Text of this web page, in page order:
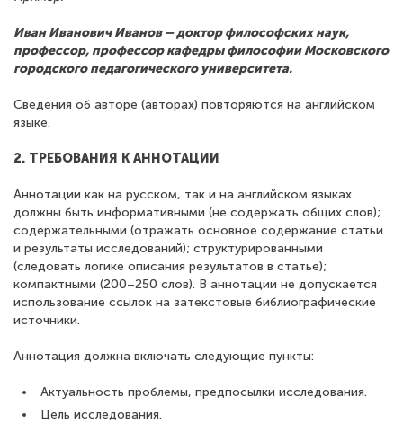
Иван Иванович Иванов – доктор философских наук,
профессор, профессор кафедры философии Московского
городского педагогического университета.
Сведения об авторе (авторах) повторяются на английском
языке.
2. ТРЕБОВАНИЯ К АННОТАЦИИ
Аннотации как на русском, так и на английском языках
должны быть информативными (не содержать общих слов);
содержательными (отражать основное содержание статьи
и результаты исследований); структурированными
(следовать логике описания результатов в статье);
компактными (200–250 слов). В аннотации не допускается
использование ссылок на затекстовые библиографические
источники.
Аннотация должна включать следующие пункты:
Актуальность проблемы, предпосылки исследования.
Цель исследования.